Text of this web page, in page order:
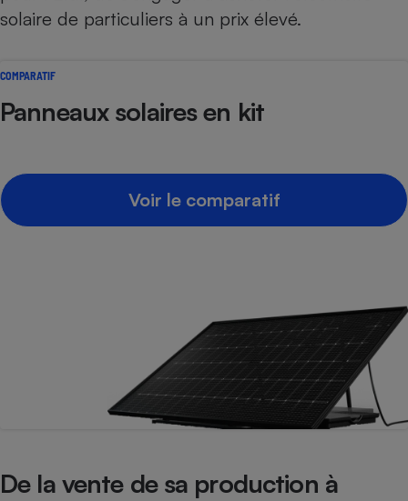
solaire de particuliers à un prix élevé.
COMPARATIF
Panneaux solaires en kit
Voir le comparatif
De la vente de sa production à